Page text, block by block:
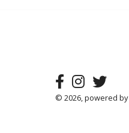
© 2026, powered by